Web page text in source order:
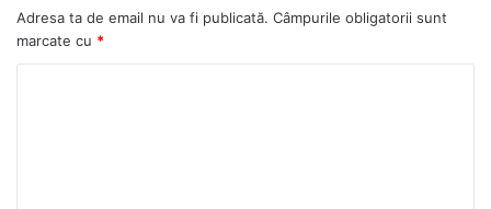
Adresa ta de email nu va fi publicată. Câmpurile obligatorii sunt
marcate cu *